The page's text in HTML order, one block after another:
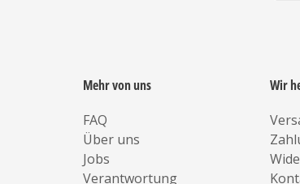
Mehr von uns
FAQ
Über uns
Jobs
Verantwortung
Wir